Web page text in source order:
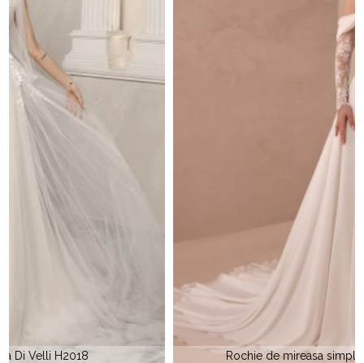
Rochie de mireasa simpla Elite Bridal BR 773